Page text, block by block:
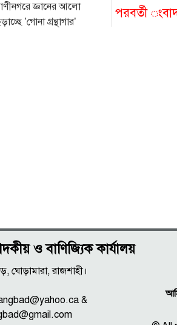
পরবর্তী
জ্ঞানের আলো
’গোনা গ্রন্থাগার’
ও বাণিজ্যিক কার্যালয়
ঘোড়ামারা, রাজশাহী।
&